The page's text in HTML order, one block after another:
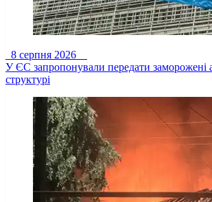
8 серпня 2026
У ЄС запропонували передати заморожені
структурі